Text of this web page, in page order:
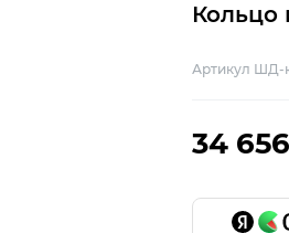
Кольцо
Артикул ШД-
34